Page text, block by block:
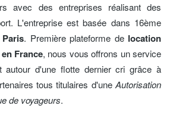
avec des entreprises réalisant des
L'entreprise est basée dans 16ème
Paris. Première plateforme delocation
France, nous vous offrons un service
autour d'une flotte dernier cri grâce à
tous titulaires d'une Autorisation
de voyageurs.